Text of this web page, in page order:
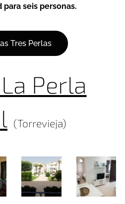
seis personas.
Tres Perlas
Perla
(Torrevieja)